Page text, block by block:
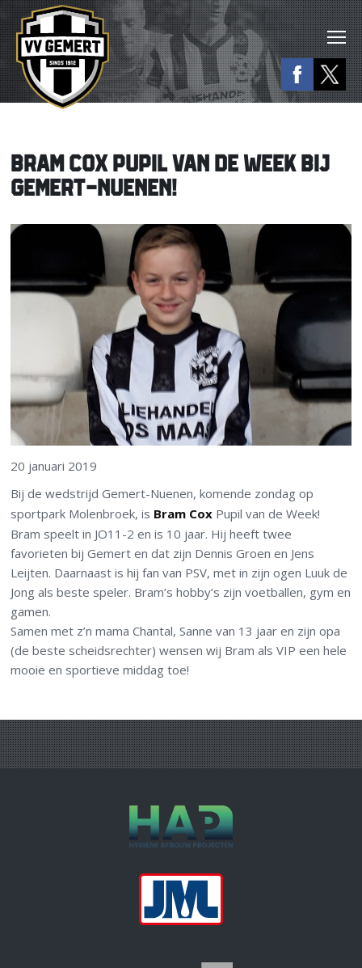
BRAM COX PUPIL VAN DE WEEK BIJ
GEMERT-NUENEN!
20 januari 2019
Bij de wedstrijd Gemert-Nuenen, komende zondag op
sportpark Molenbroek, is Bram Cox Pupil van de Week!
Bram speelt in JO11-2 en is 10 jaar. Hij heeft twee
favorieten bij Gemert en dat zijn Dennis Groen en Jens
Leijten. Daarnaast is hij fan van PSV, met in zijn ogen Luuk de
Jong als beste speler. Bram’s hobby’s zijn voetballen, gym en
gamen.
Samen met z’n mama Chantal, Sanne van 13 jaar en zijn opa
(de beste scheidsrechter) wensen wij Bram als VIP een hele
mooie en sportieve middag toe!